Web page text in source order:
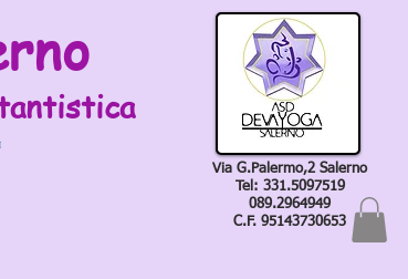
Via G.Palermo,2 Salerno
Tel: 331.5097519
089.2964949
C.F. 95143730653